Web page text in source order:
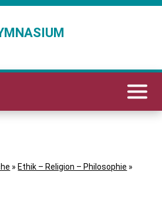
» Ethik – Religion – Philosophie »